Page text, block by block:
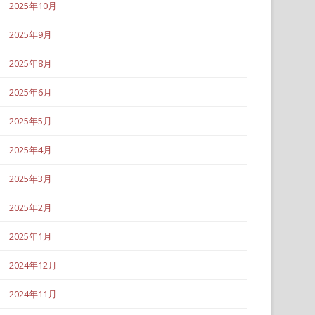
2025年10月
2025年9月
2025年8月
2025年6月
2025年5月
2025年4月
2025年3月
2025年2月
2025年1月
2024年12月
2024年11月